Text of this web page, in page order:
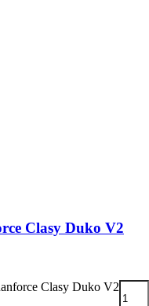
Clasy Duko V2
Clasy Duko V2